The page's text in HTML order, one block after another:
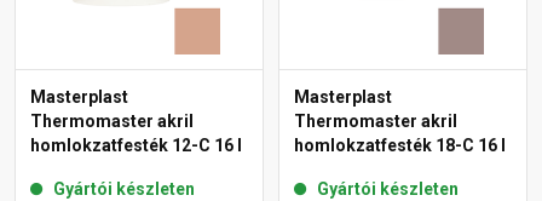
Masterplast
Thermomaster akril
homlokzatfesték 12-C 16 l
Gyártói készleten
Masterplast
Thermomaster akril
homlokzatfesték 18-C 16 l
Gyártói készleten